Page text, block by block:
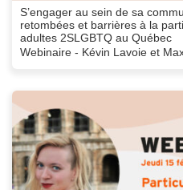
S’engager au sein de sa
retombées et barrières à la
adultes 2SLGBTQ au Québec
Webinaire - Kévin Lavoie et